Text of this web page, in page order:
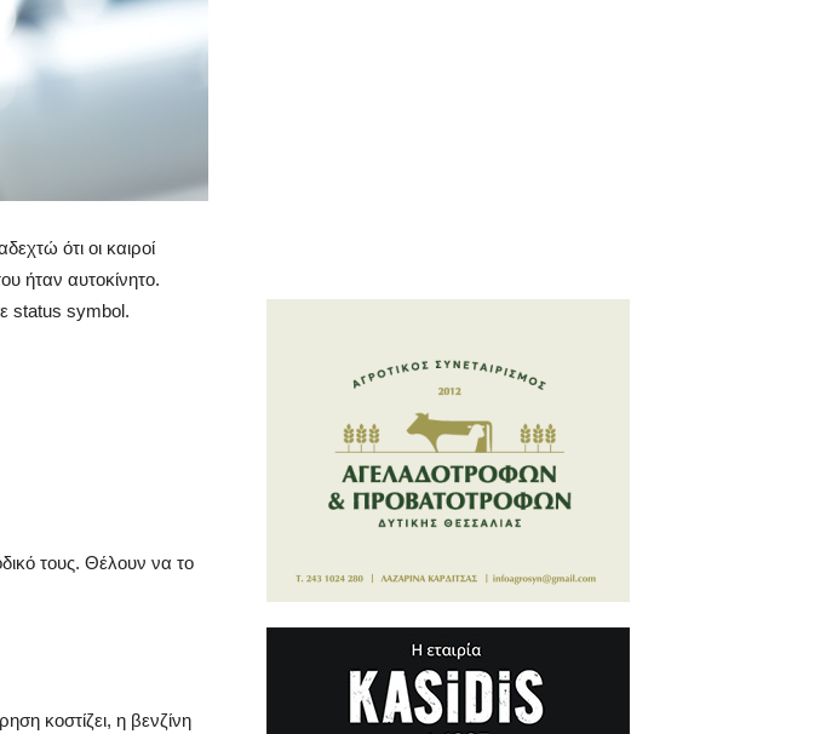
ότι οι καιροί
ήταν αυτοκίνητο.
status symbol.
τους. Θέλουν να το
κοστίζει, η βενζίνη